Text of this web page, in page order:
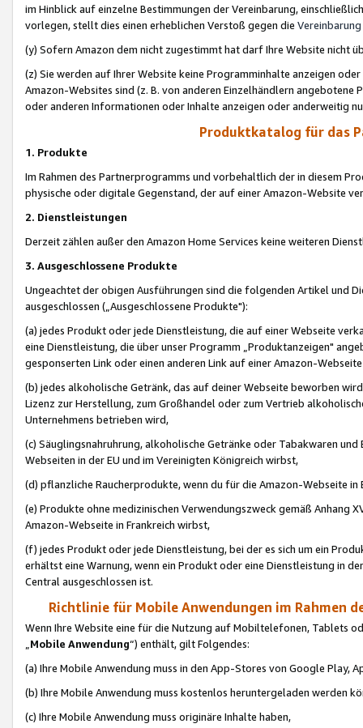
im Hinblick auf einzelne Bestimmungen der Vereinbarung,
vorlegen, stellt dies einen erheblichen Verstoß gegen die Vereinbarung
(y) Sofern Amazon dem nicht zugestimmt hat darf Ihre Website nicht
(z) Sie werden auf Ihrer Website keine Programminhalte anzeigen
Amazon-Websites sind (z. B. von anderen Einzelhändlern
oder anderen Informationen oder Inhalte anzeigen oder anderweitig
Produktkatalog für das
1. Produkte
Im Rahmen des Partnerprogramms und vorbehaltlich der in diesem
physische oder digitale Gegenstand, der auf einer Amazon-Website
2. Dienstleistungen
Derzeit zählen außer den Amazon Home Services keine weiteren
3. Ausgeschlossene Produkte
Ungeachtet der obigen Ausführungen sind die folgenden Artikel und
ausgeschlossen („Ausgeschlossene Produkte"):
(a) jedes Produkt oder jede Dienstleistung, die auf einer Webseite
eine Dienstleistung, die über unser Programm „Produktanzeigen"
gesponserten Link oder einen anderen Link auf einer Amazon-
(b) jedes alkoholische Getränk, das auf deiner Webseite beworben
Lizenz zur Herstellung, zum Großhandel oder zum Vertrieb
Unternehmens betrieben wird,
(c) Säuglingsnahruhrung, alkoholische Getränke oder Tabakwaren
Webseiten in der EU und im Vereinigten Königreich wirbst,
(d) pflanzliche Raucherprodukte, wenn du für die Amazon-Webseite in
(e) Produkte ohne medizinischen Verwendungszweck gemäß Anhang
Amazon-Webseite in Frankreich wirbst,
(f) jedes Produkt oder jede Dienstleistung, bei der es sich um ein
erhältst eine Warnung, wenn ein Produkt oder eine Dienstleistung in
Central ausgeschlossen ist.
Richtlinie für Mobile Anwendungen im Rahmen
Wenn Ihre Website eine für die Nutzung auf Mobiltelefonen, Tablets
„Mobile Anwendung“) enthält, gilt Folgendes:
(a) Ihre Mobile Anwendung muss in den App-Stores von Google Play,
(b) Ihre Mobile Anwendung muss kostenlos heruntergeladen werden
(c) Ihre Mobile Anwendung muss originäre Inhalte haben,